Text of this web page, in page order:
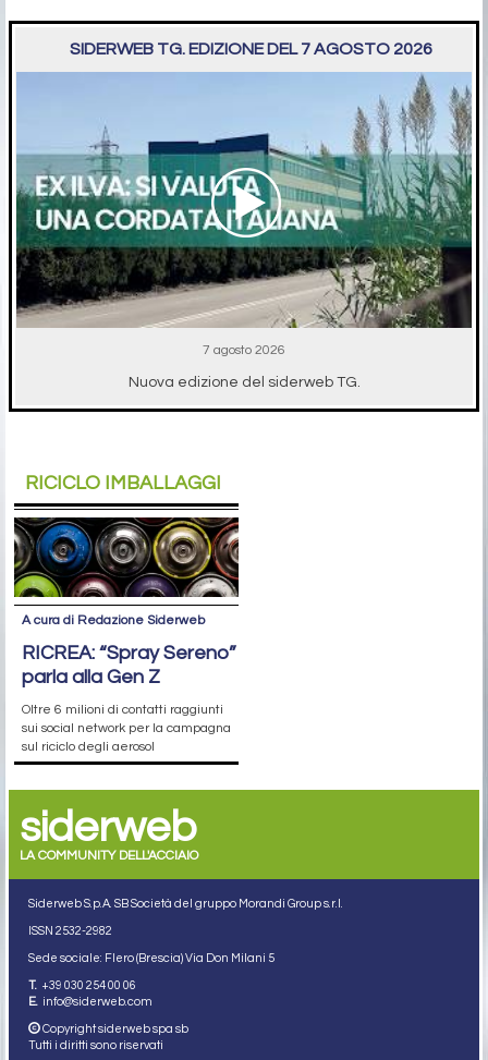
SIDERWEB TG. EDIZIONE DEL 7 AGOSTO 2026
7 agosto 2026
Nuova edizione del siderweb TG.
RICICLO IMBALLAGGI
A cura di Redazione Siderweb
RICREA: “Spray Sereno”
parla alla Gen Z
Oltre 6 milioni di contatti raggiunti
sui social network per la campagna
sul riciclo degli aerosol
siderweb
LA COMMUNITY DELL'ACCIAIO
Siderweb S.p.A. SB Società del gruppo Morandi Group s.r.l.
ISSN 2532-2982
Sede sociale: Flero (Brescia) Via Don Milani 5
T. +39 030 254 00 06
E. info@siderweb.com
Copyright siderweb spa sb
Tutti i diritti sono riservati